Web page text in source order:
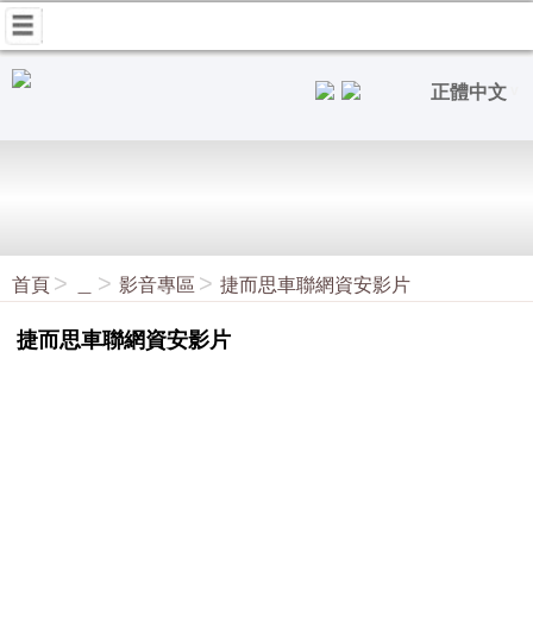
正體中文
首頁 影音專區 捷而思車聯網資安影片
捷而思車聯網資安影片